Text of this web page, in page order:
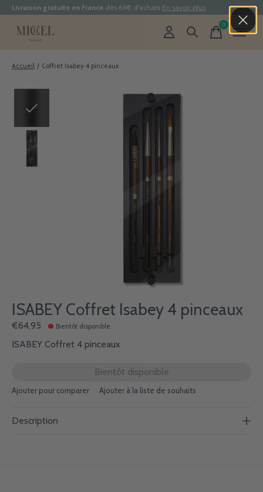
Livraison gratuite en France dès 69€ d'achats En savoir plus
0items
Accueil / Coffret Isabey 4 pinceaux
ISABEY Coffret Isabey 4 pinceaux
€64,95 Bientôt disponible
ISABEY Coffret 4 pinceaux
Bientôt disponible
Ajouter pour comparer Ajouter à la liste de souhaits
Description